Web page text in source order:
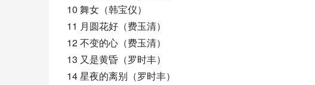
10 舞女（韩宝仪）
11 月圆花好（费玉清）
12 不变的心（费玉清）
13 又是黄昏（罗时丰）
14 星夜的离别（罗时丰）